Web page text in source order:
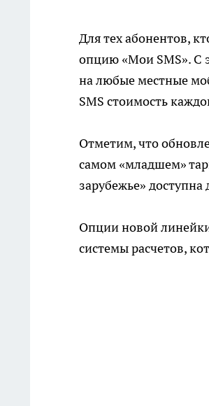
Для тех абонентов,
опцию «Мои SMS». С
на любые местные
SMS стоимость
Отметим, что
самом «младшем»
зарубежье»
Опции новой
системы расчетов,